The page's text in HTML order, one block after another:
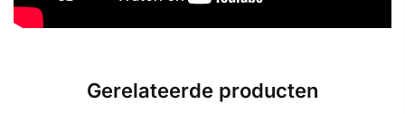
Gerelateerde producten